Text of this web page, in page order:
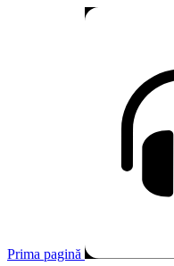
Prima pagină